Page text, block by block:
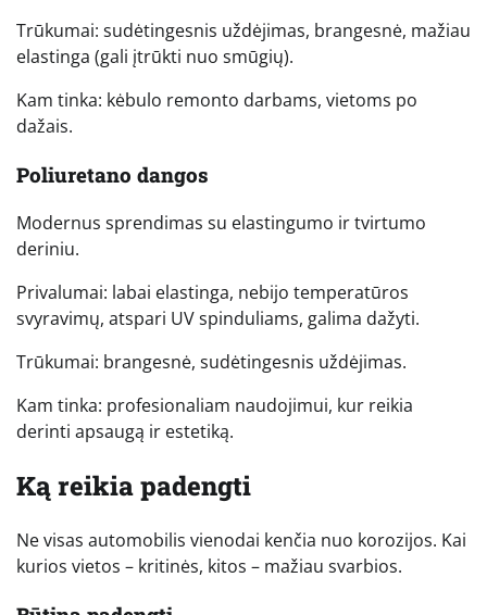
Trūkumai: sudėtingesnis uždėjimas, brangesnė, mažiau
elastinga (gali įtrūkti nuo smūgių).
Kam tinka: kėbulo remonto darbams, vietoms po
dažais.
Poliuretano dangos
Modernus sprendimas su elastingumo ir tvirtumo
deriniu.
Privalumai: labai elastinga, nebijo temperatūros
svyravimų, atspari UV spinduliams, galima dažyti.
Trūkumai: brangesnė, sudėtingesnis uždėjimas.
Kam tinka: profesionaliam naudojimui, kur reikia
derinti apsaugą ir estetiką.
Ką reikia padengti
Ne visas automobilis vienodai kenčia nuo korozijos. Kai
kurios vietos – kritinės, kitos – mažiau svarbios.